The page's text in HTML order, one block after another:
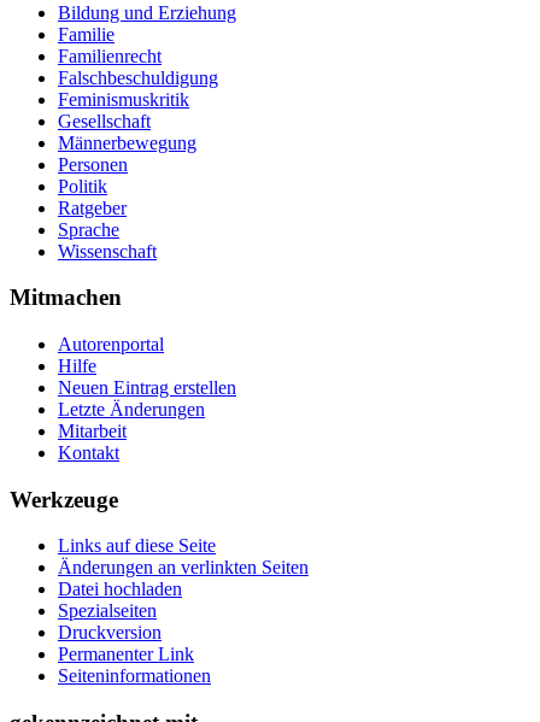
Bildung und Erziehung
Familie
Familienrecht
Falschbeschuldigung
Feminismuskritik
Gesellschaft
Männerbewegung
Personen
Politik
Ratgeber
Sprache
Wissenschaft
Mitmachen
Autorenportal
Hilfe
Neuen Eintrag erstellen
Letzte Änderungen
Mitarbeit
Kontakt
Werkzeuge
Links auf diese Seite
Änderungen an verlinkten Seiten
Datei hochladen
Spezialseiten
Druckversion
Permanenter Link
Seiten­­informationen